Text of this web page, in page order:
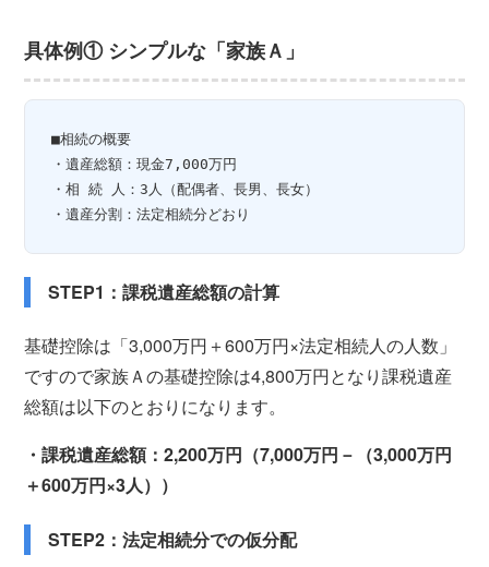
具体例① シンプルな「家族Ａ」
■相続の概要
・遺産総額：現金7,000万円
・相 続 人：3人（配偶者、長男、長女）
・遺産分割：法定相続分どおり
STEP1：課税遺産総額の計算
基礎控除は「3,000万円＋600万円×法定相続人の人数」
ですので家族Ａの基礎控除は4,800万円となり課税遺産
総額は以下のとおりになります。
・課税遺産総額：2,200万円（7,000万円－（3,000万円
＋600万円×3人））
STEP2：法定相続分での仮分配